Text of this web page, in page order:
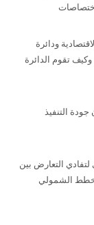
ودائرة
تقوم الدائرة
التنفيذ
التعارض بين
الشمولي